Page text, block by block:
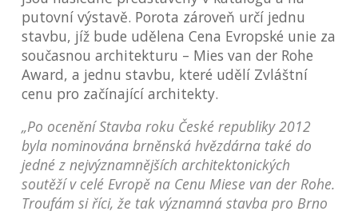
putovní výstavě. Porota zároveň určí jednu
stavbu, jíž bude udělena Cena Evropské unie za
současnou architekturu – Mies van der Rohe
Award, a jednu stavbu, které udělí Zvláštní
cenu pro začínající architekty.
„Po ocenění Stavba roku České republiky 2012
byla nominována brněnská hvězdárna také do
jedné z nejvýznamnějších architektonických
soutěží v celé Evropě na Cenu Miese van der Rohe.
Troufám si říci, že tak významná stavba pro Brno